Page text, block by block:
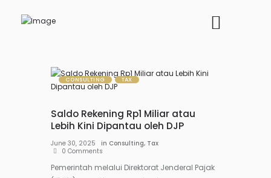
CONSULTING TAX
Saldo Rekening Rp1 Miliar atau
Lebih Kini Dipantau oleh DJP
June 30, 2025 in Consulting, Tax
0 Comments
Pemerintah melalui Direktorat Jenderal Pajak